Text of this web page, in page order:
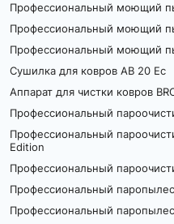
Профессиональный моющий
Профессиональный моющий
Профессиональный моющий
Сушилка для ковров AB 20 Ec
Аппарат для чистки ковров
Профессиональный
Профессиональный
Edition
Профессиональный
Профессиональный
Профессиональный